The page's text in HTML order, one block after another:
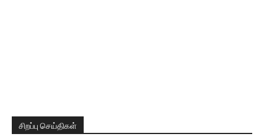
சிறப்பு செய்திகள்